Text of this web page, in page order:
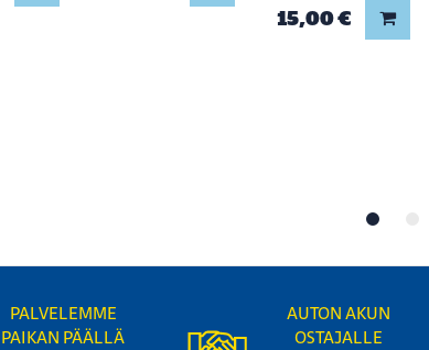
15,00 €
PALVELEMME
PAIKAN PÄÄLLÄ
AUTON AKUN
OSTAJALLE